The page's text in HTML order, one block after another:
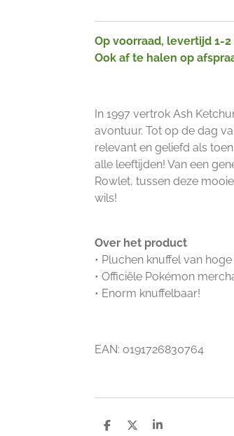
Op voorraad, levertijd 1-
Ook af te halen op
In 1997 vertrok Ash
avontuur. Tot op de dag
relevant en geliefd als
alle leeftijden! Van een
Rowlet, tussen deze
wils!
Over het product
• Pluchen knuffel van
• Officiële Pokémon
• Enorm knuffelbaar!
EAN: 0191726830764
D
D
S